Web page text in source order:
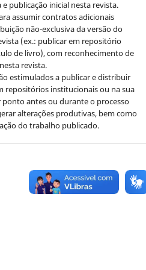
publicação inicial nesta revista.
assumir contratos adicionais
não-exclusiva da versão do
(ex.: publicar em repositório
de livro), com reconhecimento de
revista.
estimulados a publicar e distribuir
repositórios institucionais ou na sua
ponto antes ou durante o processo
alterações produtivas, bem como
do trabalho publicado.